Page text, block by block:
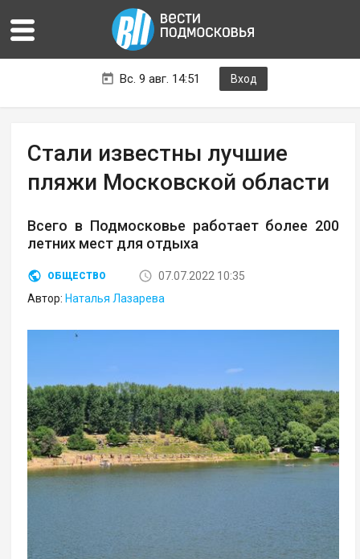
Вс. 9 авг. 14:51 Вход
Стали известны лучшие
пляжи Московской области
Всего в Подмосковье работает более 200
летних мест для отдыха
ОБЩЕСТВО
07.07.2022 10:35
Автор: Наталья Лазарева